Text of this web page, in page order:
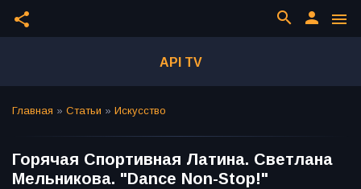
share menu
person
search
API TV
Главная » Статьи » Искусство
Горячая Спортивная Латина. Светлана
Мельникова. "Dance Non-Stop!"